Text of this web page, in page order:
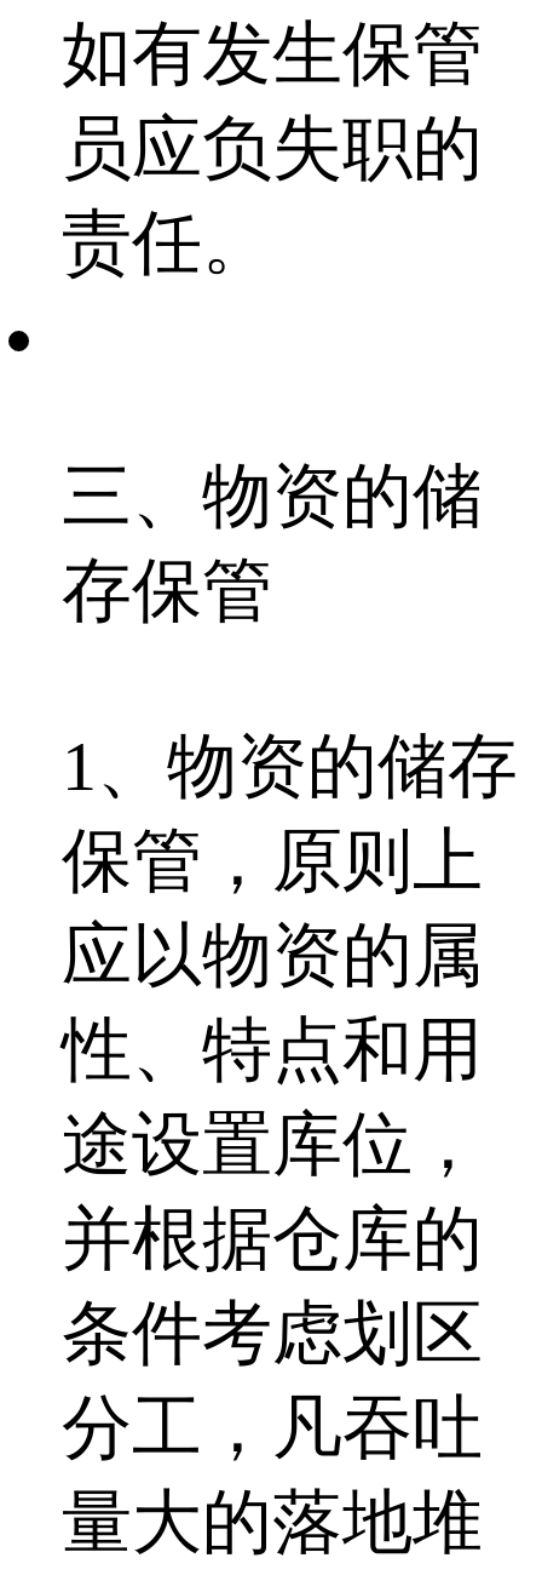
如有发生保管
员应负失职的
责任。
三、物资的储
存保管
1、物资的储存
保管，原则上
应以物资的属
性、特点和用
途设置库位，
并根据仓库的
条件考虑划区
分工，凡吞吐
量大的落地堆